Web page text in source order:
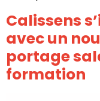
Calissens
avec un
portage
formation